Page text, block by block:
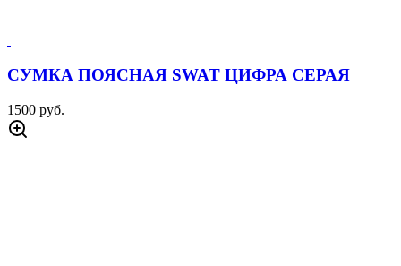
СУМКА ПОЯСНАЯ SWAT ЦИФРА СЕРАЯ
1500 руб.